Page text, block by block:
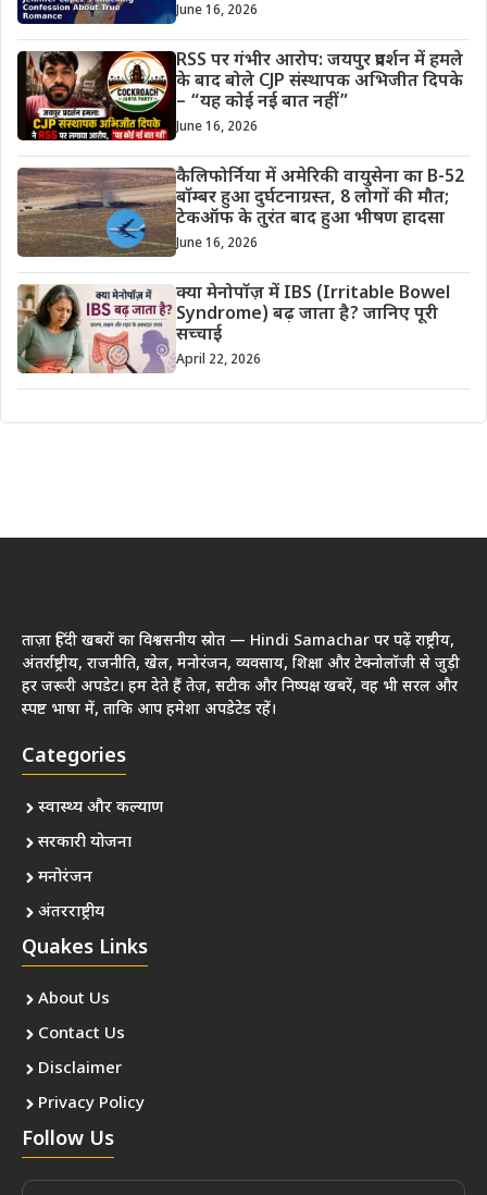
June 16, 2026
RSS पर गंभीर आरोप: जयपुर प्रदर्शन में हमले
के बाद बोले CJP संस्थापक अभिजीत दिपके
– “यह कोई नई बात नहीं”
June 16, 2026
कैलिफोर्निया में अमेरिकी वायुसेना का B-52
बॉम्बर हुआ दुर्घटनाग्रस्त, 8 लोगों की मौत;
टेकऑफ के तुरंत बाद हुआ भीषण हादसा
June 16, 2026
क्या मेनोपॉज़ में IBS (Irritable Bowel
Syndrome) बढ़ जाता है? जानिए पूरी
सच्चाई
April 22, 2026
ताज़ा हिंदी खबरों का विश्वसनीय स्रोत — Hindi Samachar पर पढ़ें राष्ट्रीय,
अंतर्राष्ट्रीय, राजनीति, खेल, मनोरंजन, व्यवसाय, शिक्षा और टेक्नोलॉजी से जुड़ी
हर जरूरी अपडेट। हम देते हैं तेज़, सटीक और निष्पक्ष खबरें, वह भी सरल और
स्पष्ट भाषा में, ताकि आप हमेशा अपडेटेड रहें।
Categories
स्वास्थ्य और कल्याण
सरकारी योजना
मनोरंजन
अंतरराष्ट्रीय
Quakes Links
About Us
Contact Us
Disclaimer
Privacy Policy
Follow Us